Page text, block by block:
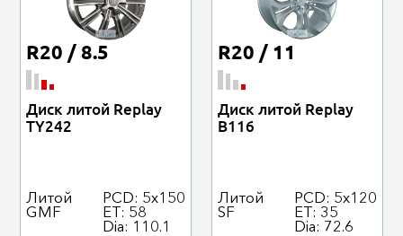
R20 / 8.5
Диск литой Replay
TY242
Литой
GMF
PCD: 5x150
ET: 58
Dia: 110.1
R20 / 11
Диск литой Replay
B116
Литой
SF
PCD: 5x120
ET: 35
Dia: 72.6